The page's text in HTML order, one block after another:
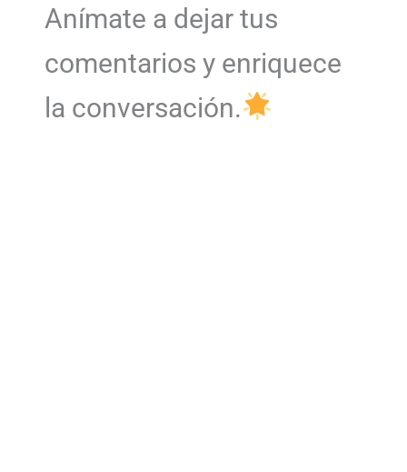
Anímate a dejar tus
comentarios y enriquece
la conversación.